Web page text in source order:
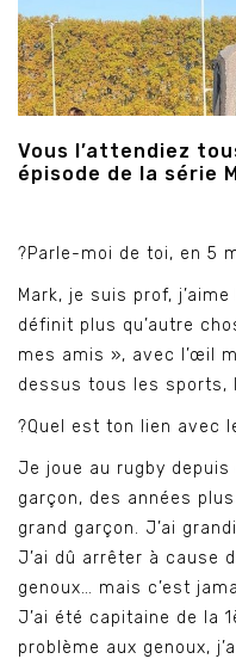
Vous l’attendiez
épisode de la série
?Parle-moi de toi, en 5
Mark, je suis prof,
définit plus qu’autre
mes amis », avec l’œil
dessus tous les sports,
?Quel est ton lien avec
Je joue au rugby depuis
garçon, des années plus
grand garçon. J’ai
J’ai dû arrêter à cause
genoux… mais c’est
J’ai été capitaine de la
problème aux genoux,